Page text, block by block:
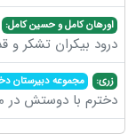
اورهان کامل و حسین کامل:
درود بیکران تشکر و
زری: مجموعه دبیرستان
دخترم با دوستش در